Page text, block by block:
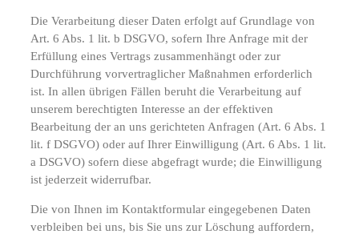
Die Verarbeitung dieser Daten erfolgt auf Grundlage von
Art. 6 Abs. 1 lit. b DSGVO, sofern Ihre Anfrage mit der
Erfüllung eines Vertrags zusammenhängt oder zur
Durchführung vorvertraglicher Maßnahmen erforderlich
ist. In allen übrigen Fällen beruht die Verarbeitung auf
unserem berechtigten Interesse an der effektiven
Bearbeitung der an uns gerichteten Anfragen (Art. 6 Abs. 1
lit. f DSGVO) oder auf Ihrer Einwilligung (Art. 6 Abs. 1 lit.
a DSGVO) sofern diese abgefragt wurde; die Einwilligung
ist jederzeit widerrufbar.
Die von Ihnen im Kontaktformular eingegebenen Daten
verbleiben bei uns, bis Sie uns zur Löschung auffordern,